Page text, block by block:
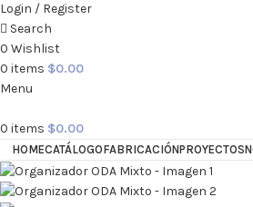
Login / Register
Search
0 Wishlist
0 items $0.00
Menu
0 items $0.00
HOMECATÁLOGOFABRICACIÓNPROYECTOS